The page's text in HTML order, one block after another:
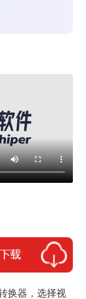
换器，选择视